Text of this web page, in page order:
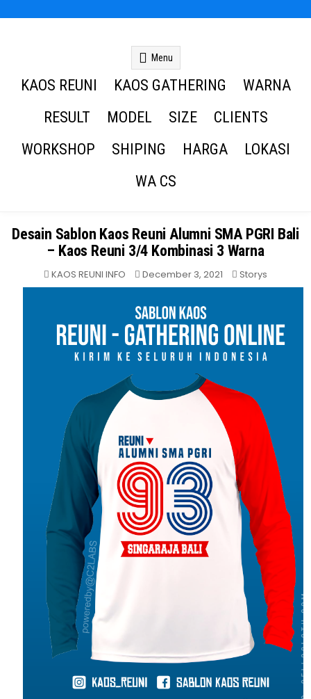
Menu
KAOS REUNI KAOS GATHERING
WARNA
RESULT
MODEL SIZE
CLIENTS
WORKSHOP
SHIPING HARGA
LOKASI
WA CS
Desain Sablon Kaos Reuni Alumni SMA PGRI Bali
– Kaos Reuni 3/4 Kombinasi 3 Warna
KAOS REUNI INFO December 3, 2021 Posted
Storys